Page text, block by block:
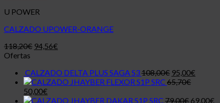
U POWER
CALZADO UPOWER-ORANGE
118,20€ 94,56€
Ofertas
CALZADO DELTA PLUS SAGA S3108,00€ 95,00€
JHAYBER FLEXOR S1P SRC 65,70€
50,00€
JHAYBER DAKAR S1P SRC 79,00€ 69,00€